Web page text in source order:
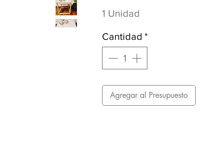
1 Unidad
Cantidad *
Agregar al Presupuesto